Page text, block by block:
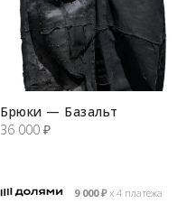
Брюки — Базальт
36 000 ₽
9 000₽х 4 платежа